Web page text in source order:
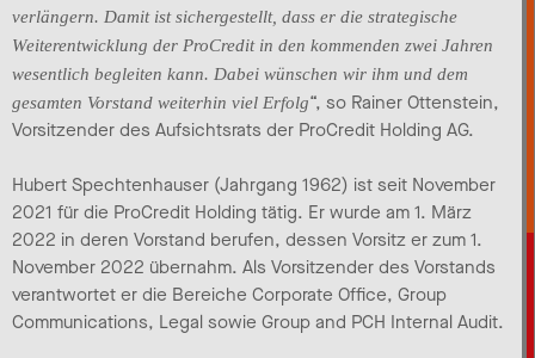
verlängern. Damit ist sichergestellt, dass er die strategische
Weiterentwicklung der ProCredit in den kommenden zwei Jahren
wesentlich begleiten kann. Dabei wünschen wir ihm und dem
gesamten Vorstand weiterhin viel Erfolg“, so Rainer Ottenstein,
Vorsitzender des Aufsichtsrats der ProCredit Holding AG.
Hubert Spechtenhauser (Jahrgang 1962) ist seit November
2021 für die ProCredit Holding tätig. Er wurde am 1. März
2022 in deren Vorstand berufen, dessen Vorsitz er zum 1.
November 2022 übernahm. Als Vorsitzender des Vorstands
verantwortet er die Bereiche Corporate Office, Group
Communications, Legal sowie Group and PCH Internal Audit.